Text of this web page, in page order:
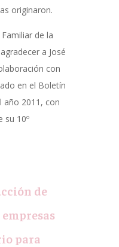
originaron.
de la
a José
con
en el Boletín
año 2011, con
su 10º
de
para